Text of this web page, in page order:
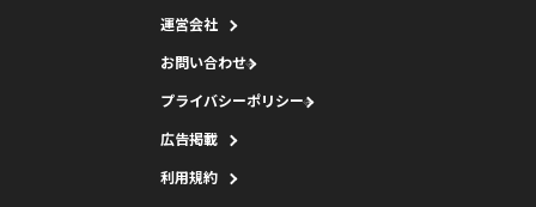
運営会社
お問い合わせ
プライバシーポリシー
広告掲載
利用規約